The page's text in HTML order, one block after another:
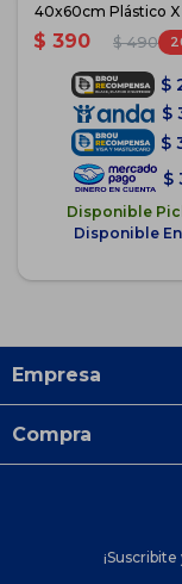
40x60cm Plástico X
Azul
$ 390 $ 490
$
$
$
$
Disponible
Disponible
Empresa
Compra